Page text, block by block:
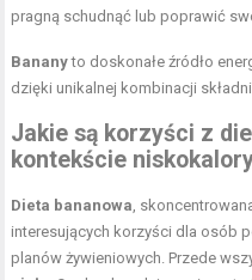
pragną schudnąć lub poprawić
Bananyto doskonałe źródło
dzięki unikalnej kombinacji
Jakie są korzyści z
kontekście
Dieta bananowa ,
interesujących korzyści dla osób
planów żywieniowych. Przede